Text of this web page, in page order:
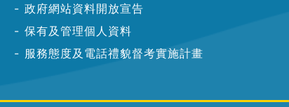
政府網站資料開放宣告
保有及管理個人資料
服務態度及電話禮貌督考實施計畫